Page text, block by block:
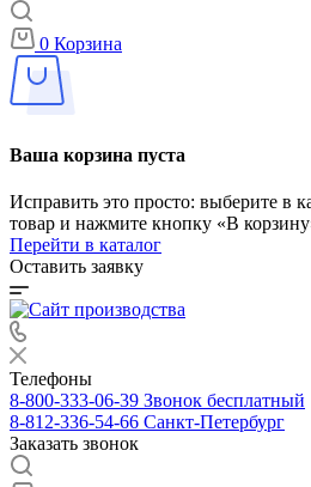
0 Корзина
Ваша корзина пуста
Исправить это просто: выберите в
товар и нажмите кнопку «В
Перейти в каталог
Оставить заявку
Телефоны
8-800-333-06-39 Звонок бесплатный
8-812-336-54-66 Санкт-Петербург
Заказать звонок